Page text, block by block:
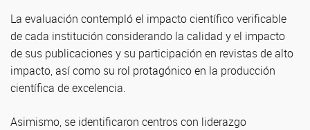
La evaluación contempló el impacto científico verificable
de cada institución considerando la calidad y el impacto
de sus publicaciones y su participación en revistas de alto
impacto, así como su rol protagónico en la producción
científica de excelencia.
Asimismo, se identificaron centros con liderazgo